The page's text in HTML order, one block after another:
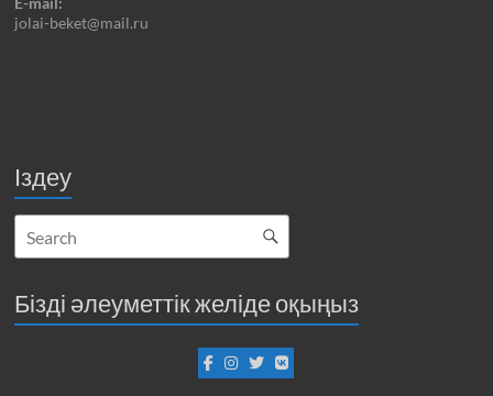
jolai-beket@mail.ru
Іздеу
Бізді әлеуметтік желіде оқыңыз